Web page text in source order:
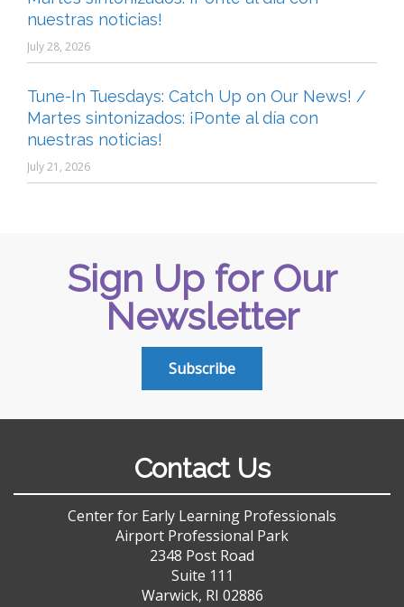
nuestras noticias!
July 28, 2026
Tune-In Tuesdays: Catch Up on Our News! /
Martes sintonizados: ¡Ponte al día con
nuestras noticias!
July 21, 2026
Sign Up for Our
Newsletter
Subscribe
Contact Us
Center for Early Learning Professionals
Airport Professional Park
2348 Post Road
Suite 111
Warwick, RI 02886